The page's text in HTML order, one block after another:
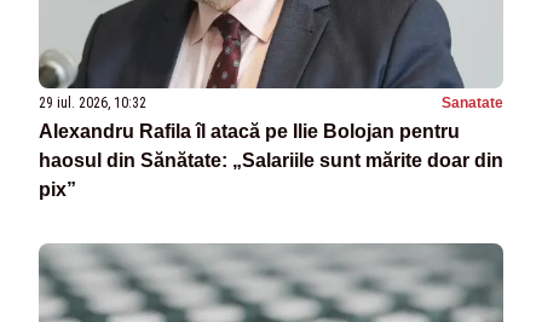
29 iul. 2026, 10:32 Sanatate
Alexandru Rafila îl atacă pe Ilie Bolojan pentru
haosul din Sănătate: „Salariile sunt mărite doar din
pix”